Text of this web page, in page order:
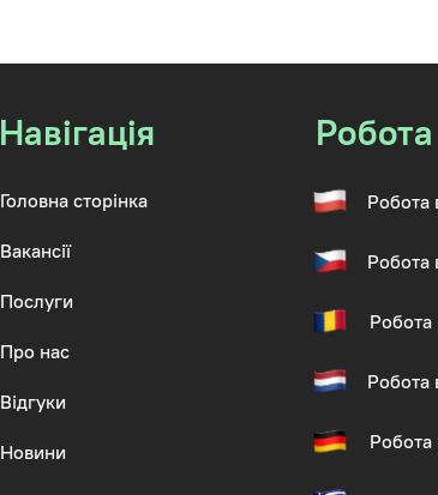
Навігація
Головна сторінка
Вакансії
Послуги
Про нас
Відгуки
Новини
Робота
Робота
Робота
Робота
Робота